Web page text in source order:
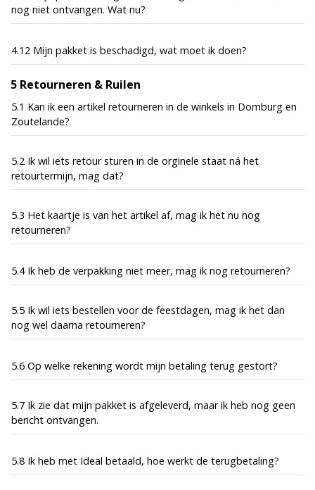
nog niet ontvangen. Wat nu?
4.12 Mijn pakket is beschadigd, wat moet ik doen?
5 Retourneren & Ruilen
5.1 Kan ik een artikel retourneren in de winkels in Domburg en
Zoutelande?
5.2 Ik wil iets retour sturen in de orginele staat ná het
retourtermijn, mag dat?
5.3 Het kaartje is van het artikel af, mag ik het nu nog
retourneren?
5.4 Ik heb de verpakking niet meer, mag ik nog retourneren?
5.5 Ik wil iets bestellen voor de feestdagen, mag ik het dan
nog wel daarna retourneren?
5.6 Op welke rekening wordt mijn betaling terug gestort?
5.7 Ik zie dat mijn pakket is afgeleverd, maar ik heb nog geen
bericht ontvangen.
5.8 Ik heb met Ideal betaald, hoe werkt de terugbetaling?